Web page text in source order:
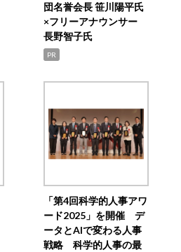
団名誉会長 笹川陽平氏
×フリーアナウンサー
長野智子氏
PR
「第4回科学的人事アワ
ード2025」を開催 デ
ータとAIで変わる人事
戦略 科学的人事の最